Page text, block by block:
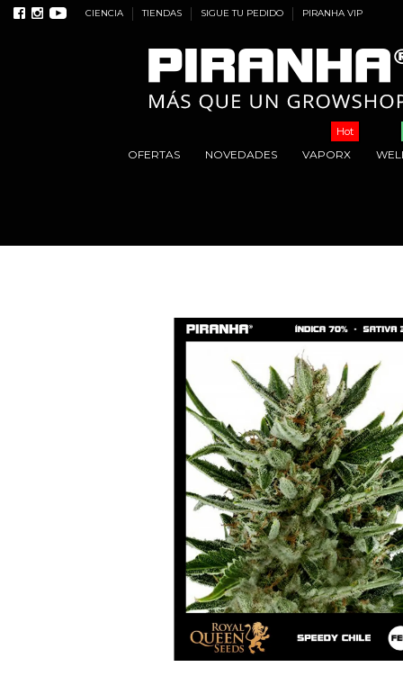
CIENCIA TIENDAS SIGUE TU PEDIDO PIRANHA VIP
OFERTAS NOVEDADES VAPORX
Hot